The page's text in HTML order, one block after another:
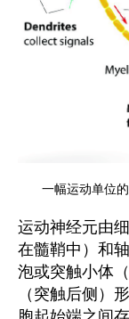
一幅运动单位
运动神经元由
在髓鞘中）和
泡或突触小体
（突触后侧）